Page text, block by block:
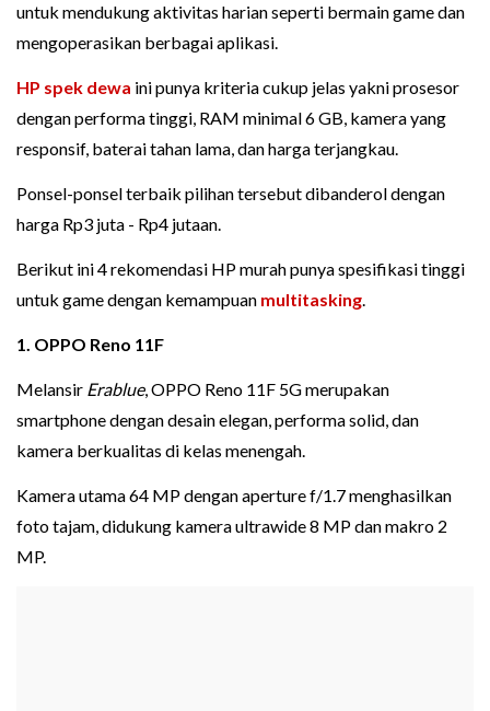
untuk mendukung aktivitas harian seperti bermain game dan
mengoperasikan berbagai aplikasi.
HP spek dewa ini punya kriteria cukup jelas yakni prosesor
dengan performa tinggi, RAM minimal 6 GB, kamera yang
responsif, baterai tahan lama, dan harga terjangkau.
Ponsel-ponsel terbaik pilihan tersebut dibanderol dengan
harga Rp3 juta - Rp4 jutaan.
Berikut ini 4 rekomendasi HP murah punya spesifikasi tinggi
untuk game dengan kemampuan multitasking.
1. OPPO Reno 11F
Melansir Erablue, OPPO Reno 11F 5G merupakan
smartphone dengan desain elegan, performa solid, dan
kamera berkualitas di kelas menengah.
Kamera utama 64 MP dengan aperture f/1.7 menghasilkan
foto tajam, didukung kamera ultrawide 8 MP dan makro 2
MP.